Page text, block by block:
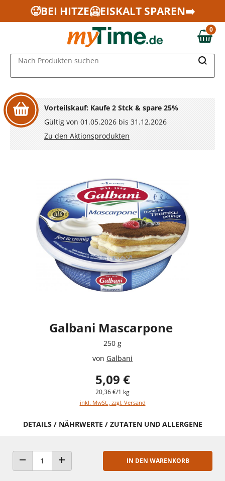
Zum Hauptinhalt springen
Zur Navigation springen
Zur Suche springen
🥵BEI HITZE🥶EISKALT SPAREN➡️
0,00 €
0
Nach Produkten suchen
Vorteilskauf: Kaufe 2 Stck & spare 25%
Gültig von 01.05.2026 bis 31.12.2026
Zu den Aktionsprodukten
Galbani Mascarpone
250 g
von Galbani
5,09 €
20,36 €/1 kg
inkl. MwSt., zzgl. Versand
DETAILS / NÄHRWERTE / ZUTATEN UND ALLERGENE
ANZAHL VERRINGERNANZAHL ERHÖHEN
IN DEN WARENKORB